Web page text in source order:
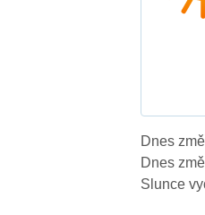
Dnes
Dnes
Slunce